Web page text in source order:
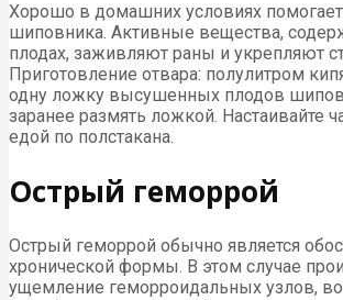
Хорошо в домашних условиях
шиповника. Активные вещества,
плодах, заживляют раны и укрепляют
Приготовление отвара: полулитром
одну ложку высушенных плодов
заранее размять ложкой. Настаивайте
едой по полстакана.
Острый геморрой
Острый геморрой обычно является
хронической формы. В этом случае
ущемление геморроидальных узлов,